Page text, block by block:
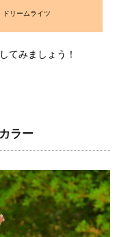
ドリームライツ
てみましょう！
ラー